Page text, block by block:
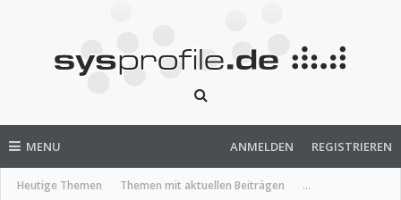
MENU
Heutige Themen Themen mit aktuellen Beiträgen ...
ANMELDEN REGISTRIEREN